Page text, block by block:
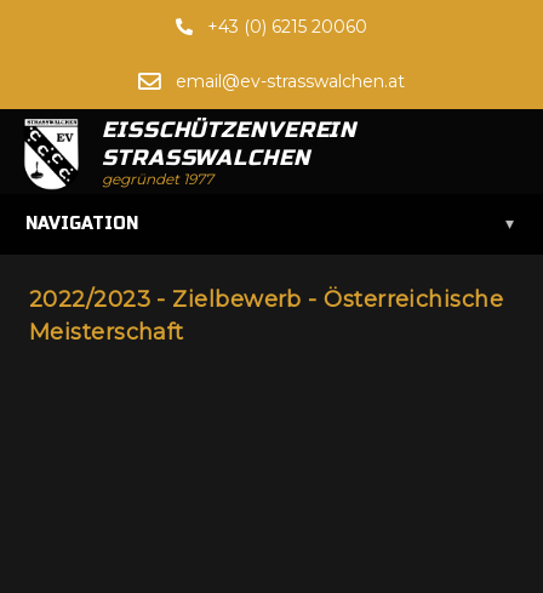
+43 (0) 6215 20060
email@ev-strasswalchen.at
EISSCHÜTZENVEREIN
STRASSWALCHEN
gegründet 1977
NAVIGATION ▾
2022/2023 - Zielbewerb - Österreichische
Meisterschaft